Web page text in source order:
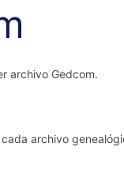
archivo Gedcom.
archivo